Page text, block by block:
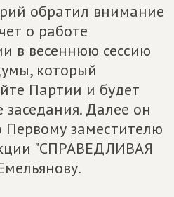
обратил внимание
о работе
в весеннюю сессию
который
Партии и будет
заседания. Далее он
Первому заместителю
"СПРАВЕДЛИВАЯ